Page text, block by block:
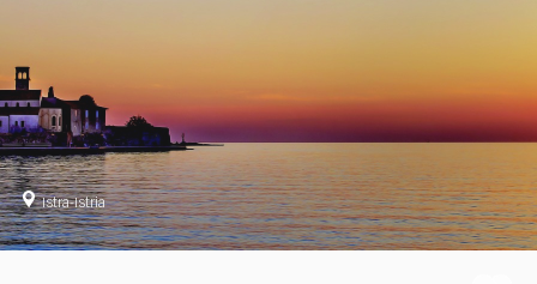
Istra-Istria